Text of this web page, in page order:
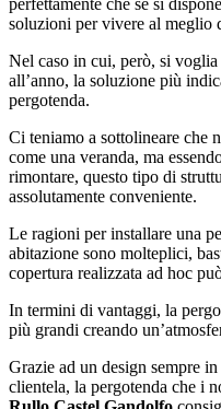
soluzioni per vivere al meglio
Nel caso in cui, però, si voglia
all’anno, la soluzione più
pergotenda.
Ci teniamo a sottolineare che
come una veranda, ma
rimontare, questo tipo di
assolutamente conveniente.
Le ragioni per installare una
abitazione sono molteplici,
copertura realizzata ad hoc
In termini di vantaggi, la
più grandi creando
Grazie ad un design sempre
clientela, la pergotenda che i